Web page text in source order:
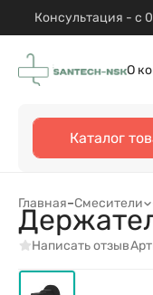
Консультация - с
О
Каталог
Главная–Смесители
Написать отзыв